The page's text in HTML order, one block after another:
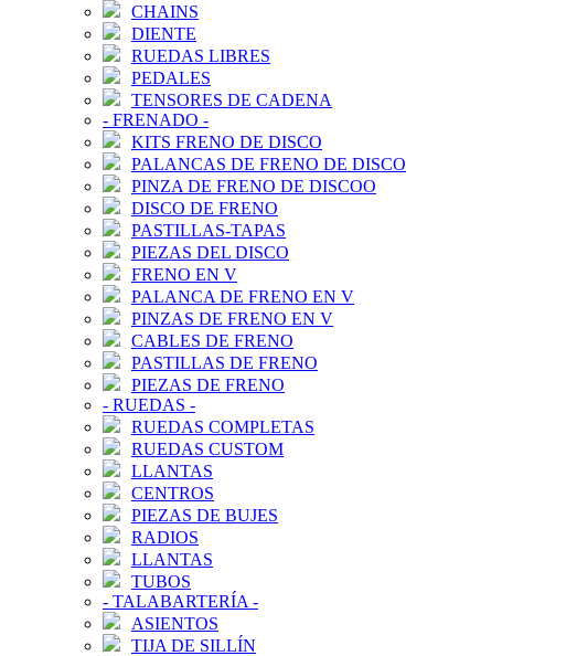
CHAINS
DIENTE
RUEDAS LIBRES
PEDALES
TENSORES DE CADENA
- FRENADO -
KITS FRENO DE DISCO
PALANCAS DE FRENO DE DISCO
PINZA DE FRENO DE DISCOO
DISCO DE FRENO
PASTILLAS-TAPAS
PIEZAS DEL DISCO
FRENO EN V
PALANCA DE FRENO EN V
PINZAS DE FRENO EN V
CABLES DE FRENO
PASTILLAS DE FRENO
PIEZAS DE FRENO
- RUEDAS -
RUEDAS COMPLETAS
RUEDAS CUSTOM
LLANTAS
CENTROS
PIEZAS DE BUJES
RADIOS
LLANTAS
TUBOS
- TALABARTERÍA -
ASIENTOS
TIJA DE SILLÍN